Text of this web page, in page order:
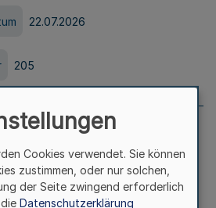
22.07.2026
205
Nr. 204 vom
Cookies verwendet. Sie können
zustimmen, oder nur solchen,
der Seite zwingend erforderlich
Datenschutzerklärung